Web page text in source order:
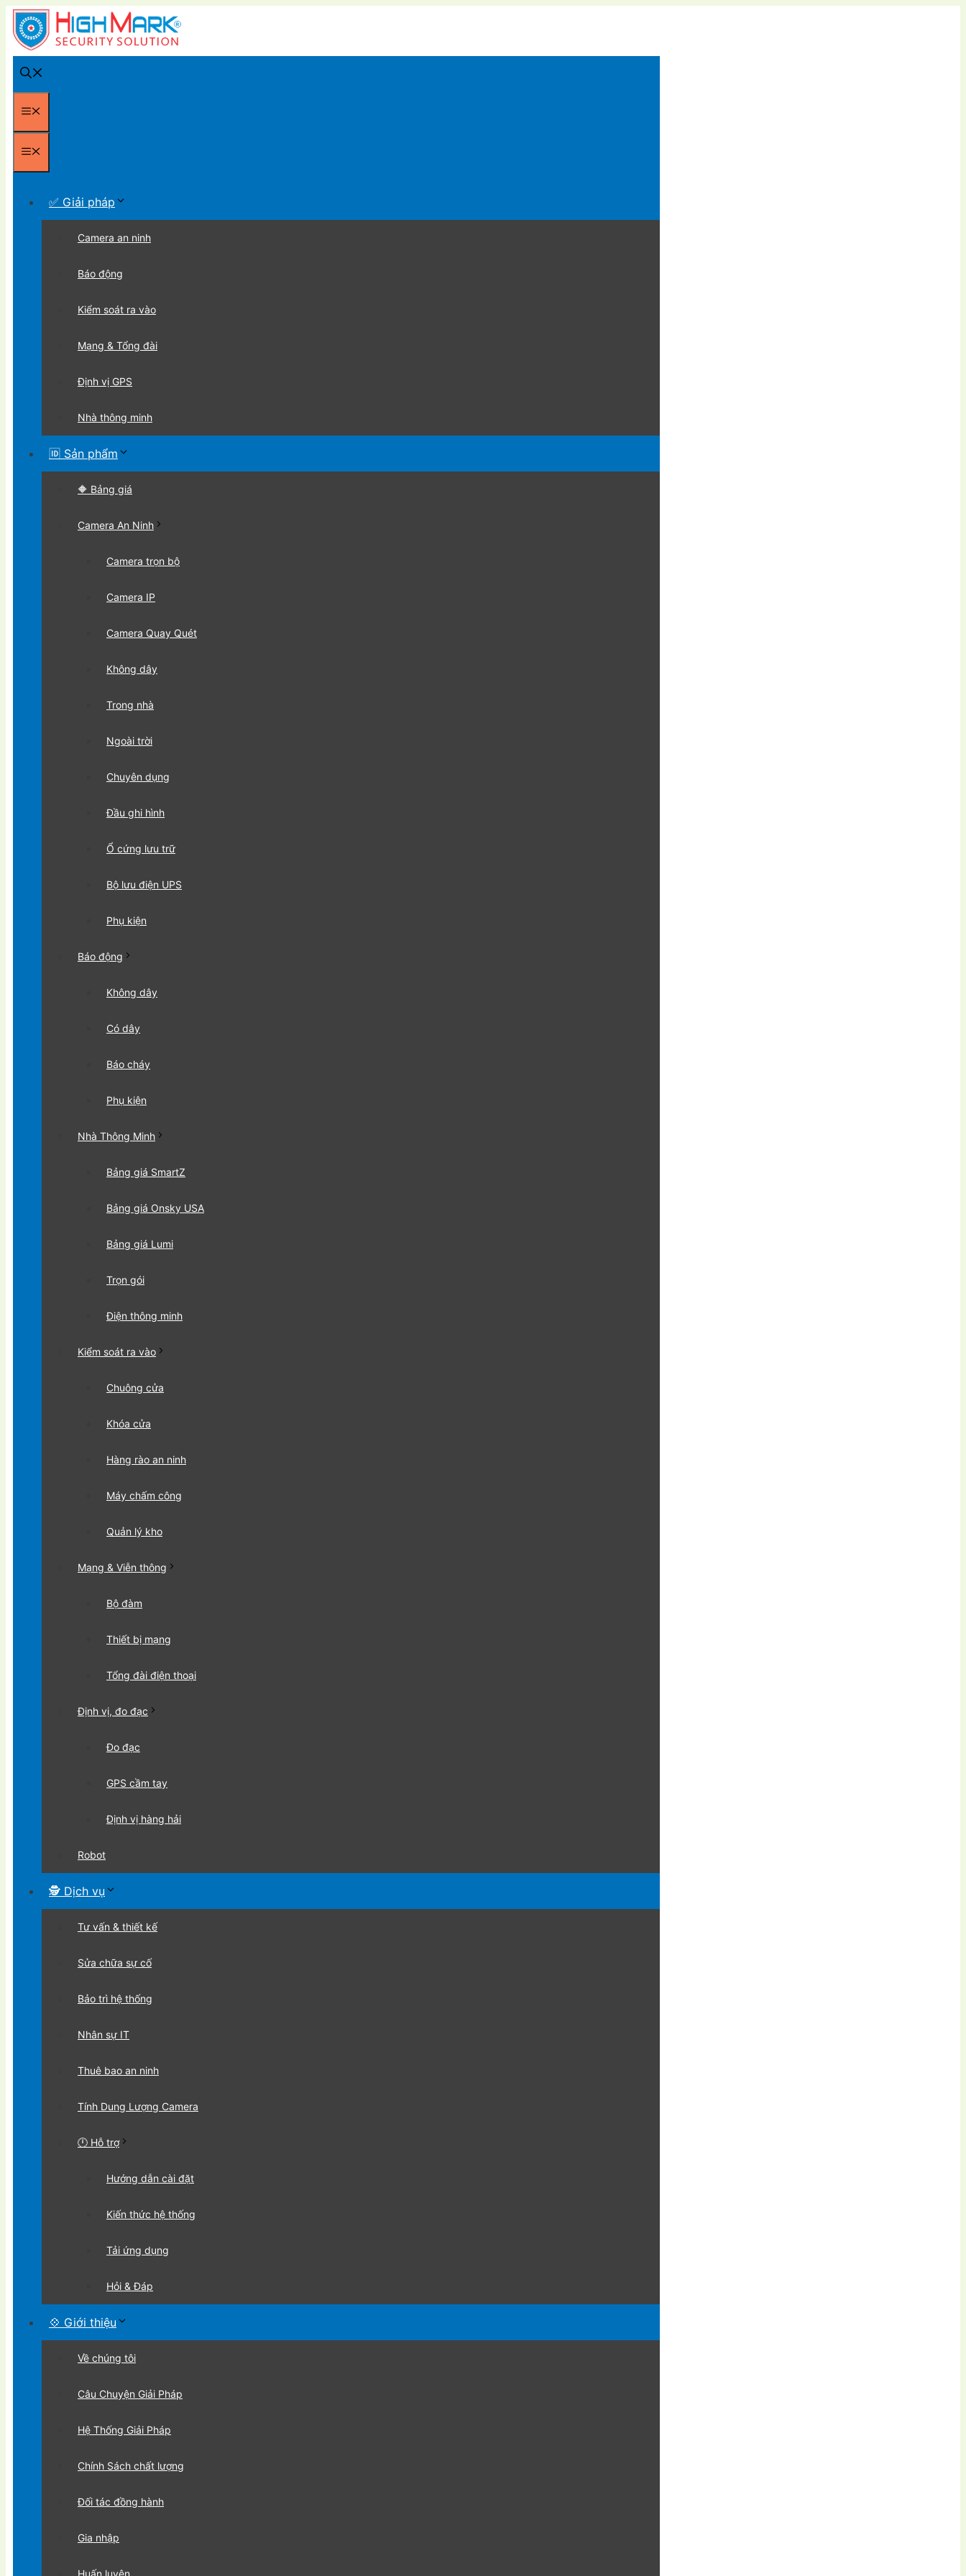
Chuyển
đến
nội
dung
Menu
Menu
✅ Giải pháp
Camera an ninh
Báo động
Kiểm soát ra vào
Mạng & Tổng đài
Định vị GPS
Nhà thông minh
🆔 Sản phẩm
🔶 Bảng giá
Camera An Ninh
Camera trọn bộ
Camera IP
Camera Quay Quét
Không dây
Trong nhà
Ngoài trời
Chuyên dụng
Đầu ghi hình
Ổ cứng lưu trữ
Bộ lưu điện UPS
Phụ kiện
Báo động
Không dây
Có dây
Báo cháy
Phụ kiện
Nhà Thông Minh
Bảng giá SmartZ
Bảng giá Onsky USA
Bảng giá Lumi
Trọn gói
Điện thông minh
Kiểm soát ra vào
Chuông cửa
Khóa cửa
Hàng rào an ninh
Máy chấm công
Quản lý kho
Mạng & Viễn thông
Bộ đàm
Thiết bị mạng
Tổng đài điện thoại
Định vị, đo đạc
Đo đạc
GPS cầm tay
Định vị hàng hải
Robot
🕵 Dịch vụ
Tư vấn & thiết kế
Sửa chữa sự cố
Bảo trì hệ thống
Nhân sự IT
Thuê bao an ninh
Tính Dung Lượng Camera
🕛 Hỗ trợ
Hướng dẫn cài đặt
Kiến thức hệ thống
Tải ứng dụng
Hỏi & Đáp
💠 Giới thiệu
Về chúng tôi
Câu Chuyện Giải Pháp
Hệ Thống Giải Pháp
Chính Sách chất lượng
Đối tác đồng hành
Gia nhập
Huấn luyện